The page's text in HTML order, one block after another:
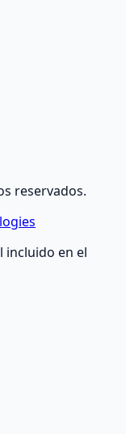
reservados.
incluido en el